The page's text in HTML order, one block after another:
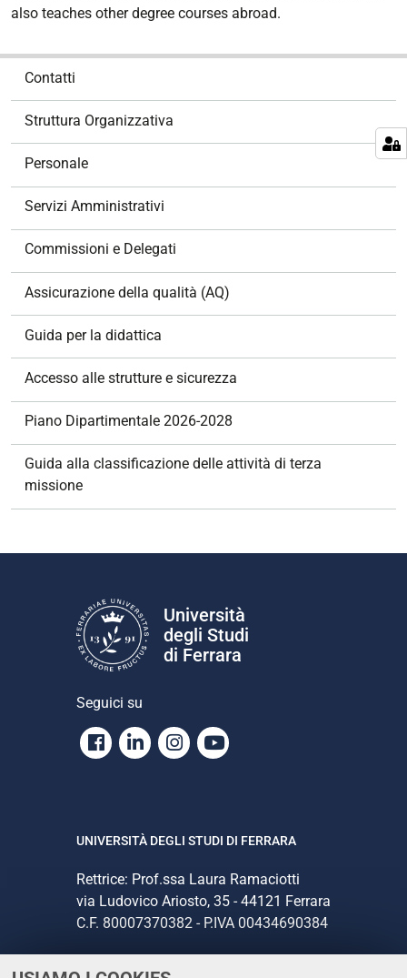
also teaches other degree courses abroad.
Contatti
Struttura Organizzativa
Personale
Servizi Amministrativi
Commissioni e Delegati
Assicurazione della qualità (AQ)
Guida per la didattica
Accesso alle strutture e sicurezza
Piano Dipartimentale 2026-2028
Guida alla classificazione delle attività di terza
missione
Università
degli Studi
di Ferrara
Seguici su
Facebook
LinkedinInstagram
Youtube
UNIVERSITÀ DEGLI STUDI DI FERRARA
Rettrice: Prof.ssa Laura Ramaciotti
via Ludovico Ariosto, 35 - 44121 Ferrara
C.F. 80007370382 - P.IVA 00434690384